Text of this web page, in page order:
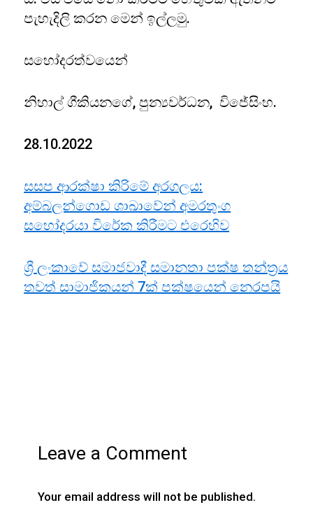
පැහැදිලි කරන මෙන් ඉල්ලමු.
සහෝදරත්වයෙන්
නිහාල් ගීකියනගේ, පුන්‍යවර්ධන, විජේසිංහ.
28.10.2022
සසප ආරක්ෂා කිරිමේ අරගලය:
අම්බලන්ගොඩ ශාඛාවේන් අමරතුංග
සහෝදරයා විරේක කිරීමට එරෙහිව
ශ්‍රී ලංකාවේ සමාජවාදී සමානතා පක්ෂ තන්ත්‍රය
තවත් සාමාජිකයන් 7ක් පක්ෂයෙන් නෙරපයි
Leave a Comment
Your email address will not be published.